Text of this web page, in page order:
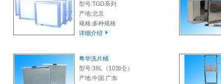
型号:TGD系列
产地:北京
规格:多种规格
详细介绍
粤华洗片桶
型号:38L（10加仑）
产地:中国.广东